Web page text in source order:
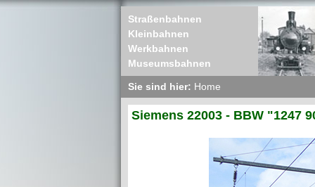
Straßenbahnen
Kleinbahnen
Werkbahnen
Museumsbahnen
Sie sind hier: Home
Siemens 22003 - BBW "1247